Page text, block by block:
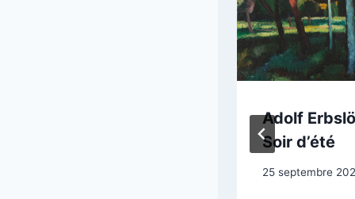
Adolf
Soir d’été
25 septembre